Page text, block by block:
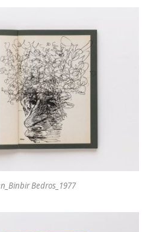
Bedros_1977